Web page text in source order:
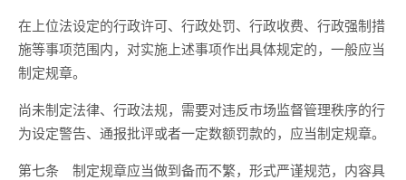
在上位法设定的行政许可、行政处罚、行政收费、行政强制措
施等事项范围内，对实施上述事项作出具体规定的，一般应当
制定规章。
尚未制定法律、行政法规，需要对违反市场监督管理秩序的行
为设定警告、通报批评或者一定数额罚款的，应当制定规章。
第七条 制定规章应当做到备而不繁，形式严谨规范，内容具